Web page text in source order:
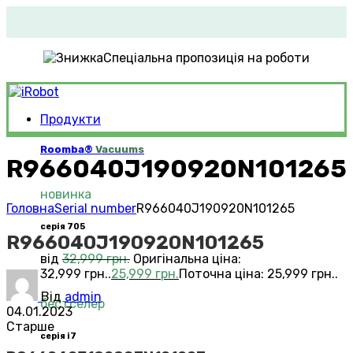
Спеціальна пропозиція на роботи
Продукти
Roomba® Vacuums
новинка
серія 705
від 32,999грн. Оригінальна ціна:
32,999 грн..25,999 грн.Поточна ціна: 25,999 грн..
бестселер
серія i7
R966040J190920N101265
ГоловнаSerial numberR966040J190920N101265
R966040J190920N101265
Від admin
04.01.2023
Старше